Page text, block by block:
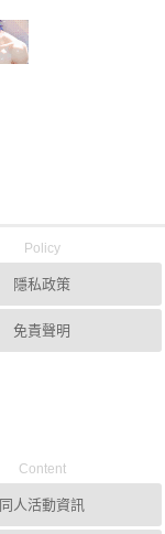
Policy
隱私政策
免責聲明
Content
同人活動資訊